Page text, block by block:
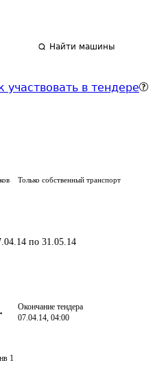
Найти машины
участвовать в тендере
Только собственный транспорт
по 31.05.14
Окончание тендера
07.04.14, 04:00
1